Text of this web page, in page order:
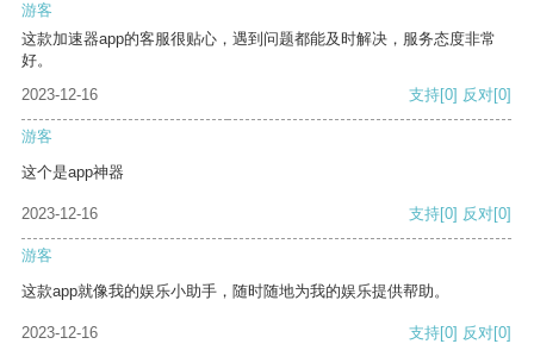
游客
这款加速器app的客服很贴心，遇到问题都能及时解决，服务态度非常
好。
2023-12-16
支持[0] 反对[0]
游客
这个是app神器
2023-12-16 支持[0] 反对[0]
游客
这款app就像我的娱乐小助手，随时随地为我的娱乐提供帮助。
2023-12-16 支持[0] 反对[0]